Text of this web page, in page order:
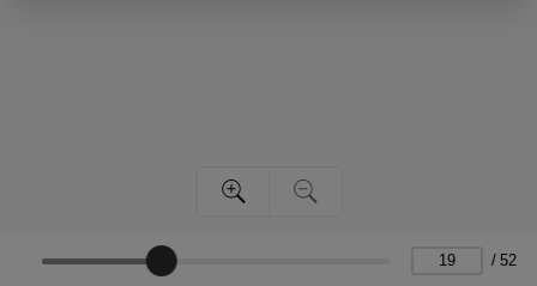
/ 52